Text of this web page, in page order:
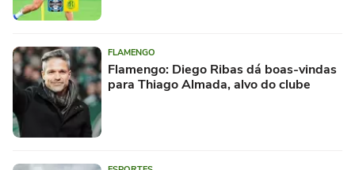
FLAMENGO
Flamengo: Diego Ribas dá boas-vindas
para Thiago Almada, alvo do clube